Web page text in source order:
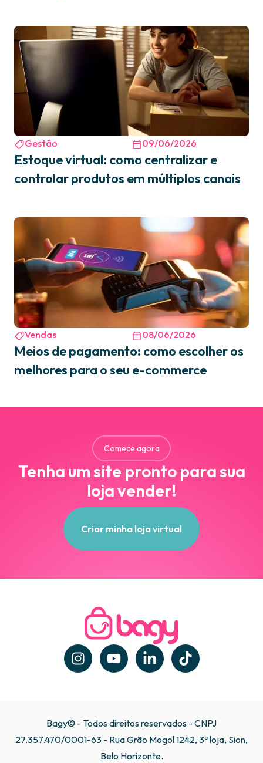
Gestão 09/06/2026
Estoque virtual: como centralizar e
controlar produtos em múltiplos canais
Vendas 08/06/2026
Meios de pagamento: como escolher os
melhores para o seu e-commerce
Comece agora
Tenha um site pronto para sua
loja vender!
Criar minha loja virtual
Bagy© - Todos direitos reservados - CNPJ
27.357.470/0001-63 - Rua Grão Mogol 1242, 3ª loja, Sion,
Belo Horizonte.